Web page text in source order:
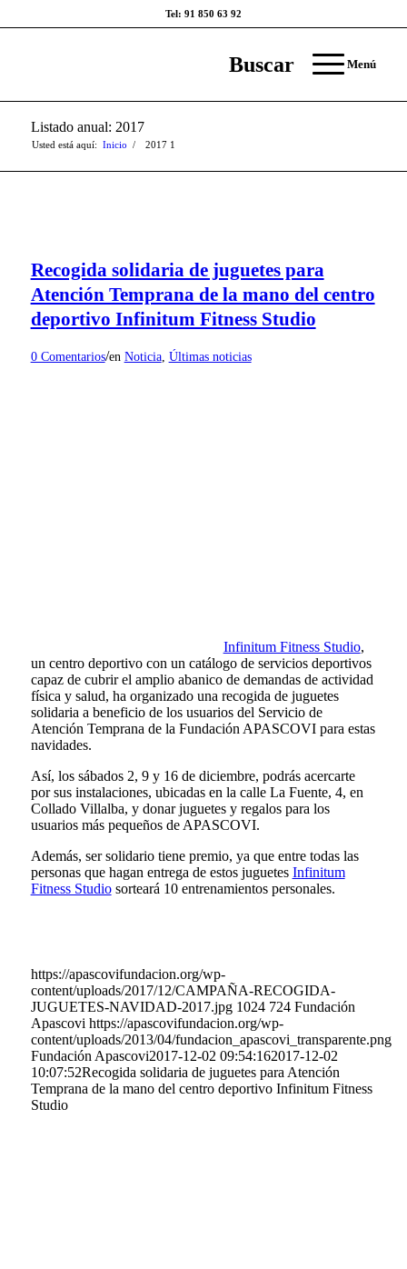
Tel: 91 850 63 92
Buscar Menú
Listado anual: 2017
Usted está aquí: Inicio 1
/ 2017
Recogida solidaria de juguetes para
Atención Temprana de la mano del centro
deportivo Infinitum Fitness Studio
0 Comentarios/en Noticia, Últimas noticias
Infinitum Fitness Studio,
un centro deportivo con un catálogo de servicios deportivos
capaz de cubrir el amplio abanico de demandas de actividad
física y salud, ha organizado una recogida de juguetes
solidaria a beneficio de los usuarios del Servicio de
Atención Temprana de la Fundación APASCOVI para estas
navidades.
Así, los sábados 2, 9 y 16 de diciembre, podrás acercarte
por sus instalaciones, ubicadas en la calle La Fuente, 4, en
Collado Villalba, y donar juguetes y regalos para los
usuarios más pequeños de APASCOVI.
Además, ser solidario tiene premio, ya que entre todas las
personas que hagan entrega de estos juguetes Infinitum
Fitness Studiosorteará 10 entrenamientos personales.
https://apascovifundacion.org/wp-
content/uploads/2017/12/CAMPAÑA-RECOGIDA-
JUGUETES-NAVIDAD-2017.jpg 1024 724 Fundación
Apascovi https://apascovifundacion.org/wp-
content/uploads/2013/04/fundacion_apascovi_transparente.png
Fundación Apascovi2017-12-02 09:54:162017-12-02
10:07:52Recogida solidaria de juguetes para Atención
Temprana de la mano del centro deportivo Infinitum Fitness
Studio